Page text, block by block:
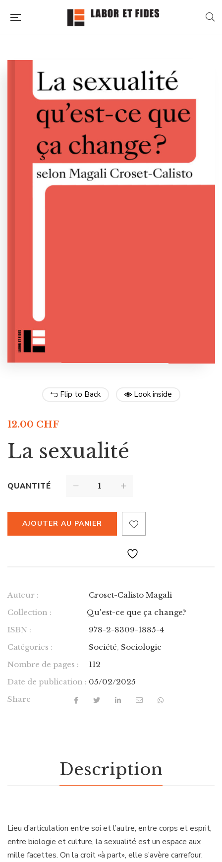
Flip to Back Look inside
12.00 CHF
La sexualité
QUANTITÉ
AJOUTER AU PANIER
Auteur :
Croset-Calisto Magali
Collection :
Qu'est-ce que ça change?
ISBN :
978-2-8309-1885-4
Catégories :
Société, Sociologie
Nombre de pages :
112
Date de publication : 05/02/2025
Share
Description
Lieu d’articulation entre soi et l’autre, entre corps et esprit,
entre biologie et culture, la sexualité est un espace aux
mille facettes. On la croit «à part», elle s’avère carrefour.